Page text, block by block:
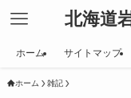
北海道
ホーム サイトマップ
ホーム 雑記